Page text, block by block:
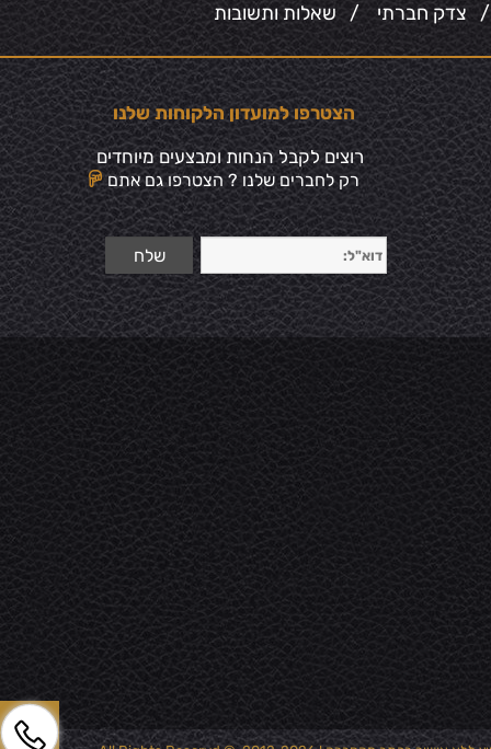
צדק חברתי /שאלות ותשובות
הצטרפו למועדון הלקוחות שלנו
רוצים לקבל הנחות ומבצעים מיוחדים
רק לחברים שלנו ? הצטרפו גם אתם